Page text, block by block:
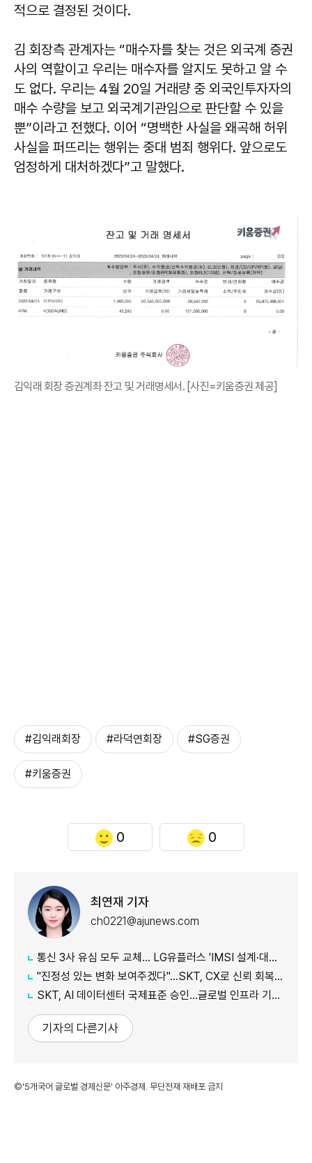
적으로 결정된 것이다.
김 회장측 관계자는 “매수자를 찾는 것은 외국계 증권
사의 역할이고 우리는 매수자를 알지도 못하고 알 수
도 없다. 우리는 4월 20일 거래량 중 외국인투자자의
매수 수량을 보고 외국계기관임으로 판단할 수 있을
뿐”이라고 전했다. 이어 “명백한 사실을 왜곡해 허위
사실을 퍼뜨리는 행위는 중대 범죄 행위다. 앞으로도
엄정하게 대처하겠다”고 말했다.
김익래 회장 증권계좌 잔고 및 거래명세서. [사진=키움증권 제공]
#김익래회장 #라덕연회장 #SG증권
#키움증권
0 0
최연재 기자
ch0221@ajunews.com
통신 3사 유심 모두 교체… LG유플러스 'IMSI 설계·대응 시점' 놓고 갑론을박
"진정성 있는 변화 보여주겠다"…SKT, CX로 신뢰 회복 나선다
SKT, AI 데이터센터 국제표준 승인…글로벌 인프라 기준 제시
기자의 다른기사
©'5개국어 글로벌 경제신문' 아주경제. 무단전재·재배포 금지